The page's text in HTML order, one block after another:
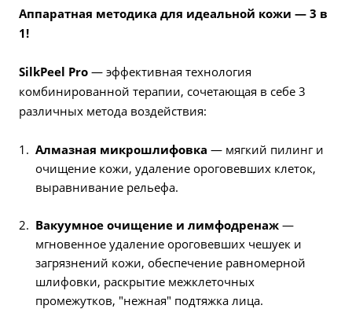
Аппаратная методика для идеальной кожи — 3 в
1!
SilkPeel Pro — эффективная технология
комбинированной терапии, сочетающая в себе 3
различных метода воздействия:
Алмазная микрошлифовка — мягкий пилинг и
очищение кожи, удаление ороговевших клеток,
выравнивание рельефа.
Вакуумное очищение и лимфодренаж —
мгновенное удаление ороговевших чешуек и
загрязнений кожи, обеспечение равномерной
шлифовки, раскрытие межклеточных
промежутков, "нежная" подтяжка лица.